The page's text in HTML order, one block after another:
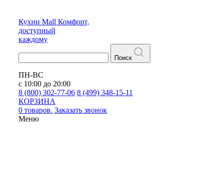
Кухни Mall Комфорт,
доступный
каждому
Поиск
ПН-ВС
с 10:00 до 20:00
8 (800) 302-77-06 8 (499) 348-15-11
КОРЗИНА
0 товаров. Заказать звонок
Меню